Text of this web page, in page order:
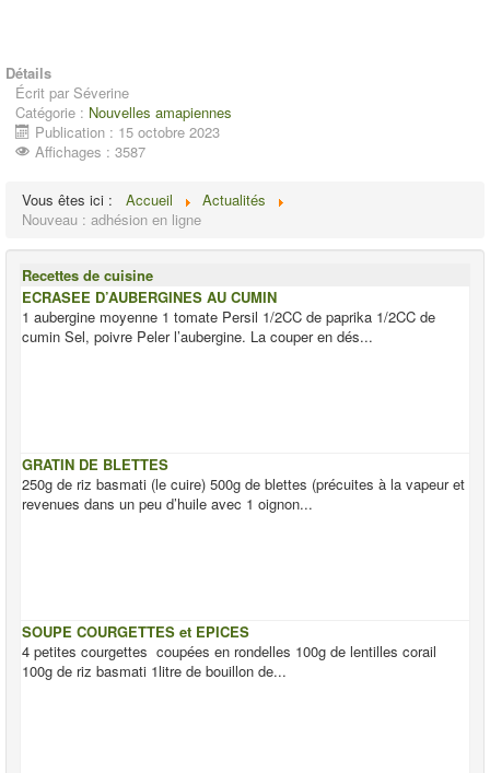
Détails
Écrit par Séverine
Catégorie : Nouvelles amapiennes
Publication : 15 octobre 2023
Affichages : 3587
Vous êtes ici : Accueil
Actualités
Nouveau : adhésion en ligne
Recettes de cuisine
ECRASEE D’AUBERGINES AU CUMIN
1 aubergine moyenne 1 tomate Persil 1/2CC de paprika 1/2CC de
cumin Sel, poivre Peler l’aubergine. La couper en dés...
GRATIN DE BLETTES
250g de riz basmati (le cuire) 500g de blettes (précuites à la vapeur et
revenues dans un peu d’huile avec 1 oignon...
SOUPE COURGETTES et EPICES
4 petites courgettes coupées en rondelles 100g de lentilles corail
100g de riz basmati 1litre de bouillon de...